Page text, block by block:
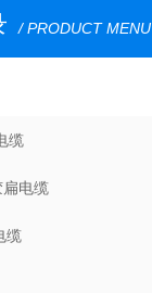
/ PRODUCT MENU
缆
电缆
缆